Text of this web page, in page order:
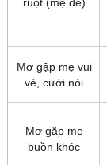
ruột (mẹ đẻ)
Mơ gặp mẹ vui
vẻ, cười nói
Mơ gặp mẹ
buồn khóc